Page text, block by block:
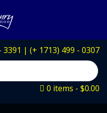
3391 | (+ 1713) 499 - 0307
0 items
$0.00